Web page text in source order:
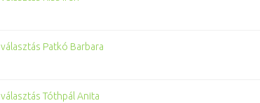
választás Patkó Barbara
választás Tóthpál Anita